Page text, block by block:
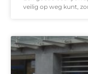
veilig op weg kunt,